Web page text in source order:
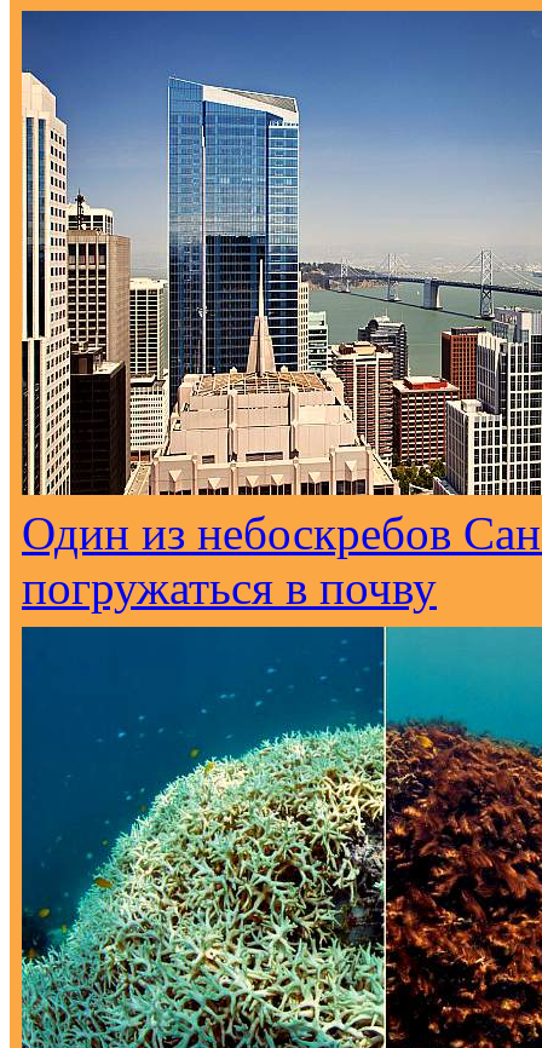
Один из небоскребов
погружаться в почву